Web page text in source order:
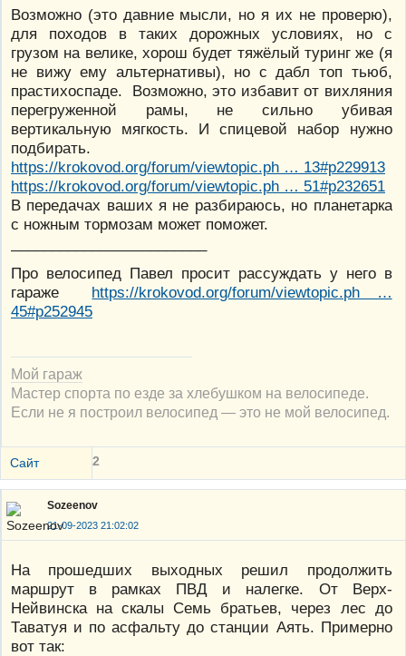
Возможно (это давние мысли, но я их не проверю),
для походов в таких дорожных условиях, но с
грузом на велике, хорош будет тяжёлый туринг же (я
не вижу ему альтернативы), но с дабл топ тьюб,
прастихоспаде. Возможно, это избавит от вихляния
перегруженной рамы, не сильно убивая
вертикальную мягкость. И спицевой набор нужно
подбирать.
https://krokovod.org/forum/viewtopic.ph … 13#p229913
https://krokovod.org/forum/viewtopic.ph … 51#p232651
В передачах ваших я не разбираюсь, но планетарка
с ножным тормозам может поможет.
Про велосипед Павел просит рассуждать у него в
гараже https://krokovod.org/forum/viewtopic.ph …
45#p252945
Мой гараж
Мастер спорта по езде за хлебушком на велосипеде.
Если не я построил велосипед — это не мой велосипед.
Сайт 2
Sozeenov
21-09-2023 21:02:02
На прошедших выходных решил продолжить
маршрут в рамках ПВД и налегке. От Верх-
Нейвинска на скалы Семь братьев, через лес до
Таватуя и по асфальту до станции Аять. Примерно
вот так: